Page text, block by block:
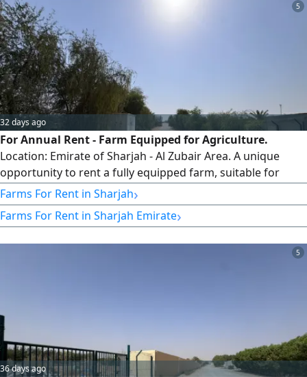
5
32 days ago
For Annual Rent - Farm Equipped for Agriculture.
Location: Emirate of Sharjah - Al Zubair Area. A unique
opportunity to rent a fully equipped farm, suitable for
agricultural activities, in a quiet location with a large area.
Farm Details: Area 120,000 sq ft, equipped for farming,
irrigation water available, caravan, bathroom, palm trees.
Farms For Rent in Sharjah›
Farms For Rent in Sharjah Emirate›
5
36 days ago